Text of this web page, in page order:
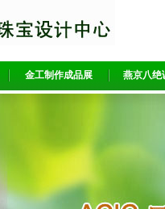
金工制作成品展 燕京八绝